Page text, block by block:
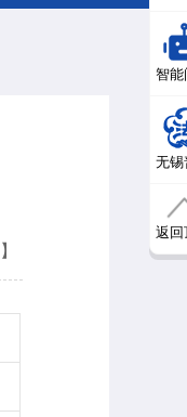
】
智能
无锡
返回